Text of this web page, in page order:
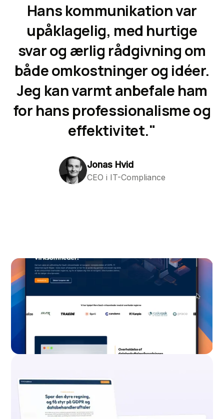
Hans kommunikation var
upåklagelig, med hurtige
svar og ærlig rådgivning om
både omkostninger og idéer.
Jeg kan varmt anbefale ham
for hans professionalisme og
effektivitet."
Jonas Hvid
CEO i IT-Compliance